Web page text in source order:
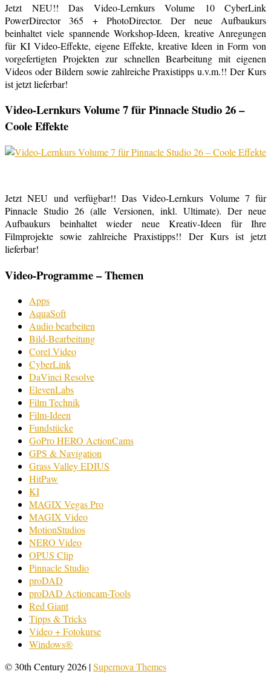
Jetzt NEU!! Das Video-Lernkurs Volume 10 CyberLink
PowerDirector 365 + PhotoDirector. Der neue Aufbaukurs
beinhaltet viele spannende Workshop-Ideen, kreative Anregungen
für KI Video-Effekte, eigene Effekte, kreative Ideen in Form von
vorgefertigten Projekten zur schnellen Bearbeitung mit eigenen
Videos oder Bildern sowie zahlreiche Praxistipps u.v.m.!! Der Kurs
ist jetzt lieferbar!
Video-Lernkurs Volume 7 für Pinnacle Studio 26 –
Coole Effekte
Jetzt NEU und verfügbar!! Das Video-Lernkurs Volume 7 für
Pinnacle Studio 26 (alle Versionen, inkl. Ultimate). Der neue
Aufbaukurs beinhaltet wieder neue Kreativ-Ideen für Ihre
Filmprojekte sowie zahlreiche Praxistipps!! Der Kurs ist jetzt
lieferbar!
Video-Programme – Themen
Apps
AquaSoft
Audio bearbeiten
Bild-Bearbeitung
Corel Video
CyberLink
DaVinci Resolve
ElevenLabs
Film Technik
Film-Ideen
Fundstücke
GoPro HERO ActionCams
GPS & Navigation
Grass Valley EDIUS
HitPaw
KI
MAGIX Vegas Pro
MAGIX Video
MotionStudios
NERO Video
OPUS Clip
Pinnacle Studio
proDAD
proDAD Actioncam-Tools
Red Giant
Tipps & Tricks
Video + Fotokurse
Windows®
© 30th Century 2026 |Supernova Themes